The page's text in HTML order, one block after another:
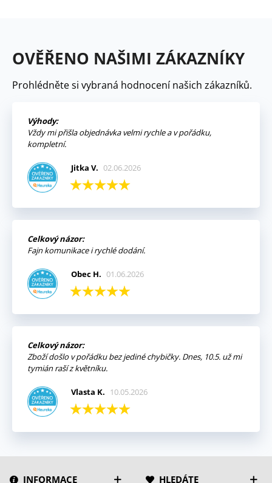
OVĚŘENO NAŠIMI ZÁKAZNÍKY
Prohlédněte si vybraná hodnocení našich zákazníků.
Výhody:
Vždy mi přišla objednávka velmi rychle a v pořádku,
kompletní.
Jitka V. 02.06.2026
Celkový názor:
Fajn komunikace i rychlé dodání.
Obec H. 01.06.2026
Celkový názor:
Zboží došlo v pořádku bez jediné chybičky. Dnes, 10.5. už mi
tymián raší z květníku.
Vlasta K. 10.05.2026
INFORMACE HLEDÁTE